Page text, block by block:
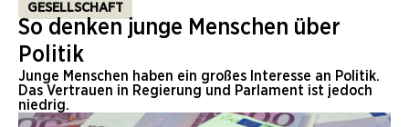
GESELLSCHAFT
So denken junge Menschen über
Politik
Junge Menschen haben ein großes Interesse an Politik.
Das Vertrauen in Regierung und Parlament ist jedoch
niedrig.